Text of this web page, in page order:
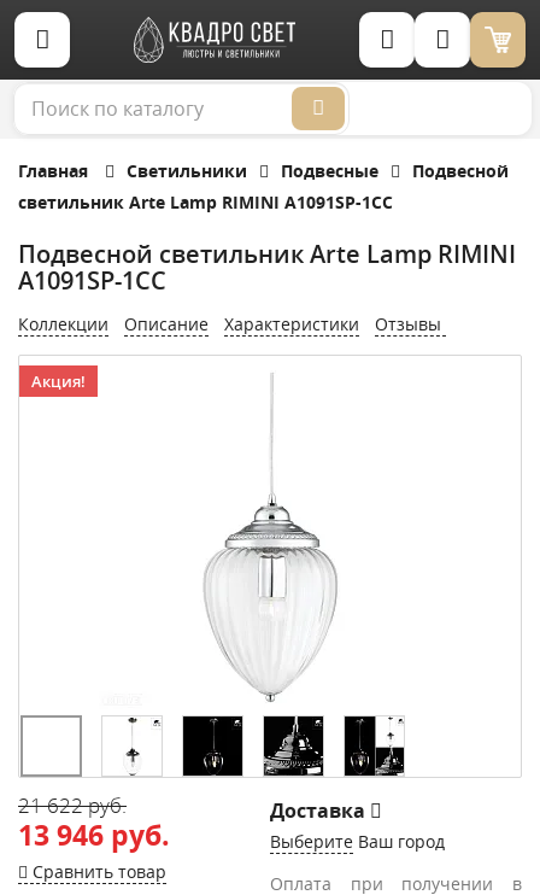
Корзина (0)
Главная Светильники Подвесные
Подвесной
светильник Arte Lamp RIMINI A1091SP-1CC
Подвесной светильник Arte Lamp RIMINI
A1091SP-1CC
Коллекции Описание Характеристики Отзывы
Акция!
21 622 руб.
13 946 руб.
Сравнить товар
Доставка
Выберите Ваш город
Оплата при получении в